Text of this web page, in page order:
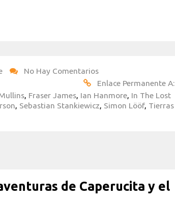
No Hay Comentarios
Enlace Permanente A:
Fraser James Ian Hanmore In The Lost
Sebastian Stankiewicz Simon Lööf, Tierras
de Caperucita y el